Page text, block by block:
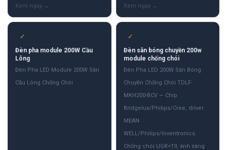
✓
Đèn pha module 200W Cầu
Lông
Đèn Pha LED Module 200W Sân
Cầu Lông Chống Chói
✓
Đèn sân bóng chuyền 200w
module chống chói
Đèn Pha LED 200W Sân Bóng
Chuyền Chống Chói TDLF-
MKH200-BCV — Chip
Bridgelux/Philips/Cree, driver
MEAN
WELL/Philips/Inventronics.
Chống chói UGR<19, ánh sáng